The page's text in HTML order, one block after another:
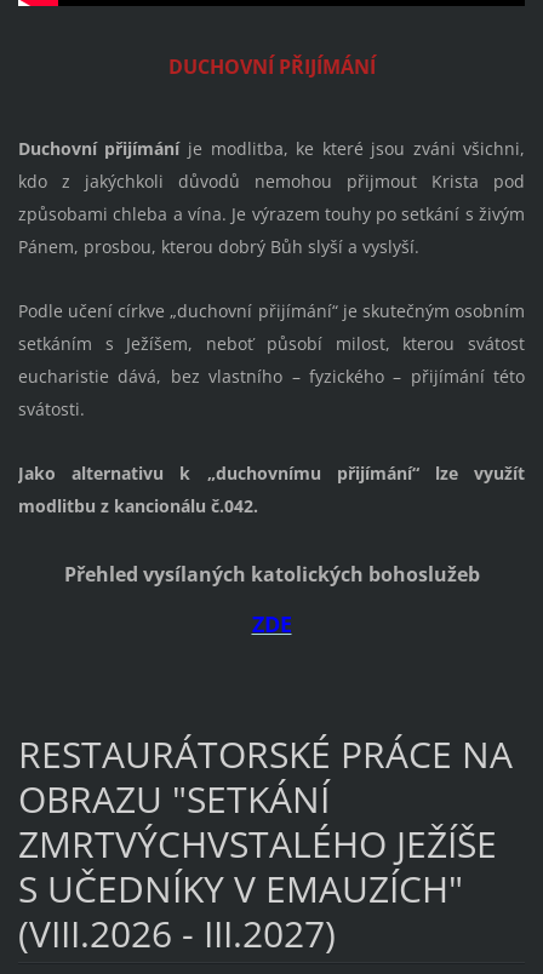
DUCHOVNÍ PŘIJÍMÁNÍ
Duchovní přijímáníje modlitba, ke které jsou zváni všichni,
kdo z jakýchkoli důvodů nemohou přijmout Krista pod
způsobami chleba a vína. Je výrazem touhy po setkání s živým
Pánem, prosbou, kterou dobrý Bůh slyší a vyslyší.
Podle učení církve „duchovní přijímání“ je skutečným osobním
setkáním s Ježíšem, neboť působí milost, kterou svátost
eucharistie dává, bez vlastního – fyzického – přijímání této
svátosti.
Jako alternativu k „duchovnímu přijímání“ lze využít
modlitbu z kancionálu č.042.
Přehled vysílaných katolických bohoslužeb
ZDE
RESTAURÁTORSKÉ PRÁCE NA
OBRAZU "SETKÁNÍ
ZMRTVÝCHVSTALÉHO JEŽÍŠE
S UČEDNÍKY V EMAUZÍCH"
(VIII.2026 - III.2027)